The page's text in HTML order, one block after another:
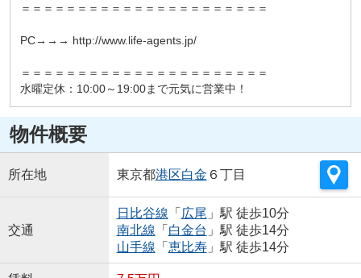
＝＝＝＝＝＝＝＝＝＝＝＝＝＝＝＝＝＝＝＝＝＝
PC→→→ http://www.life-agents.jp/
＝＝＝＝＝＝＝＝＝＝＝＝＝＝＝＝＝＝＝＝＝＝
水曜定休：10:00～19:00まで元気に営業中！
物件概要
所在地 東京都港区白金 ６丁目
交通
日比谷線 「 広尾 」駅 徒歩10分
南北線 「 白金台 」駅 徒歩14分
山手線 「 恵比寿」駅 徒歩14分